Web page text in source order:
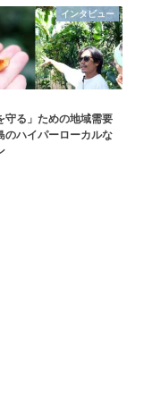
インタビュー
守る」ための地域需要
のハイパーローカルな